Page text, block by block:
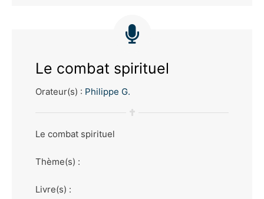
Le combat spirituel
Orateur(s) : Philippe G.
Le combat spirituel
Thème(s) :
Livre(s) :